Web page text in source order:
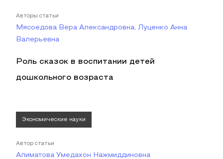
Авторы статьи
Мясоедова Вера Александровна, Луценко Анна
Валерьевна
Роль сказок в воспитании детей
дошкольного возраста
Экономические науки
Автор статьи
Алиматова Умедахон Нажмиддиновна